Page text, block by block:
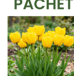
Ienupar
Picea
Pin
Tuia
Arbori Ornamentali